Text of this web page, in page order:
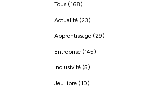
Tous (168)
Actualité (23)
Apprentissage (29)
Entreprise (145)
Inclusivité (5)
Jeu libre (10)